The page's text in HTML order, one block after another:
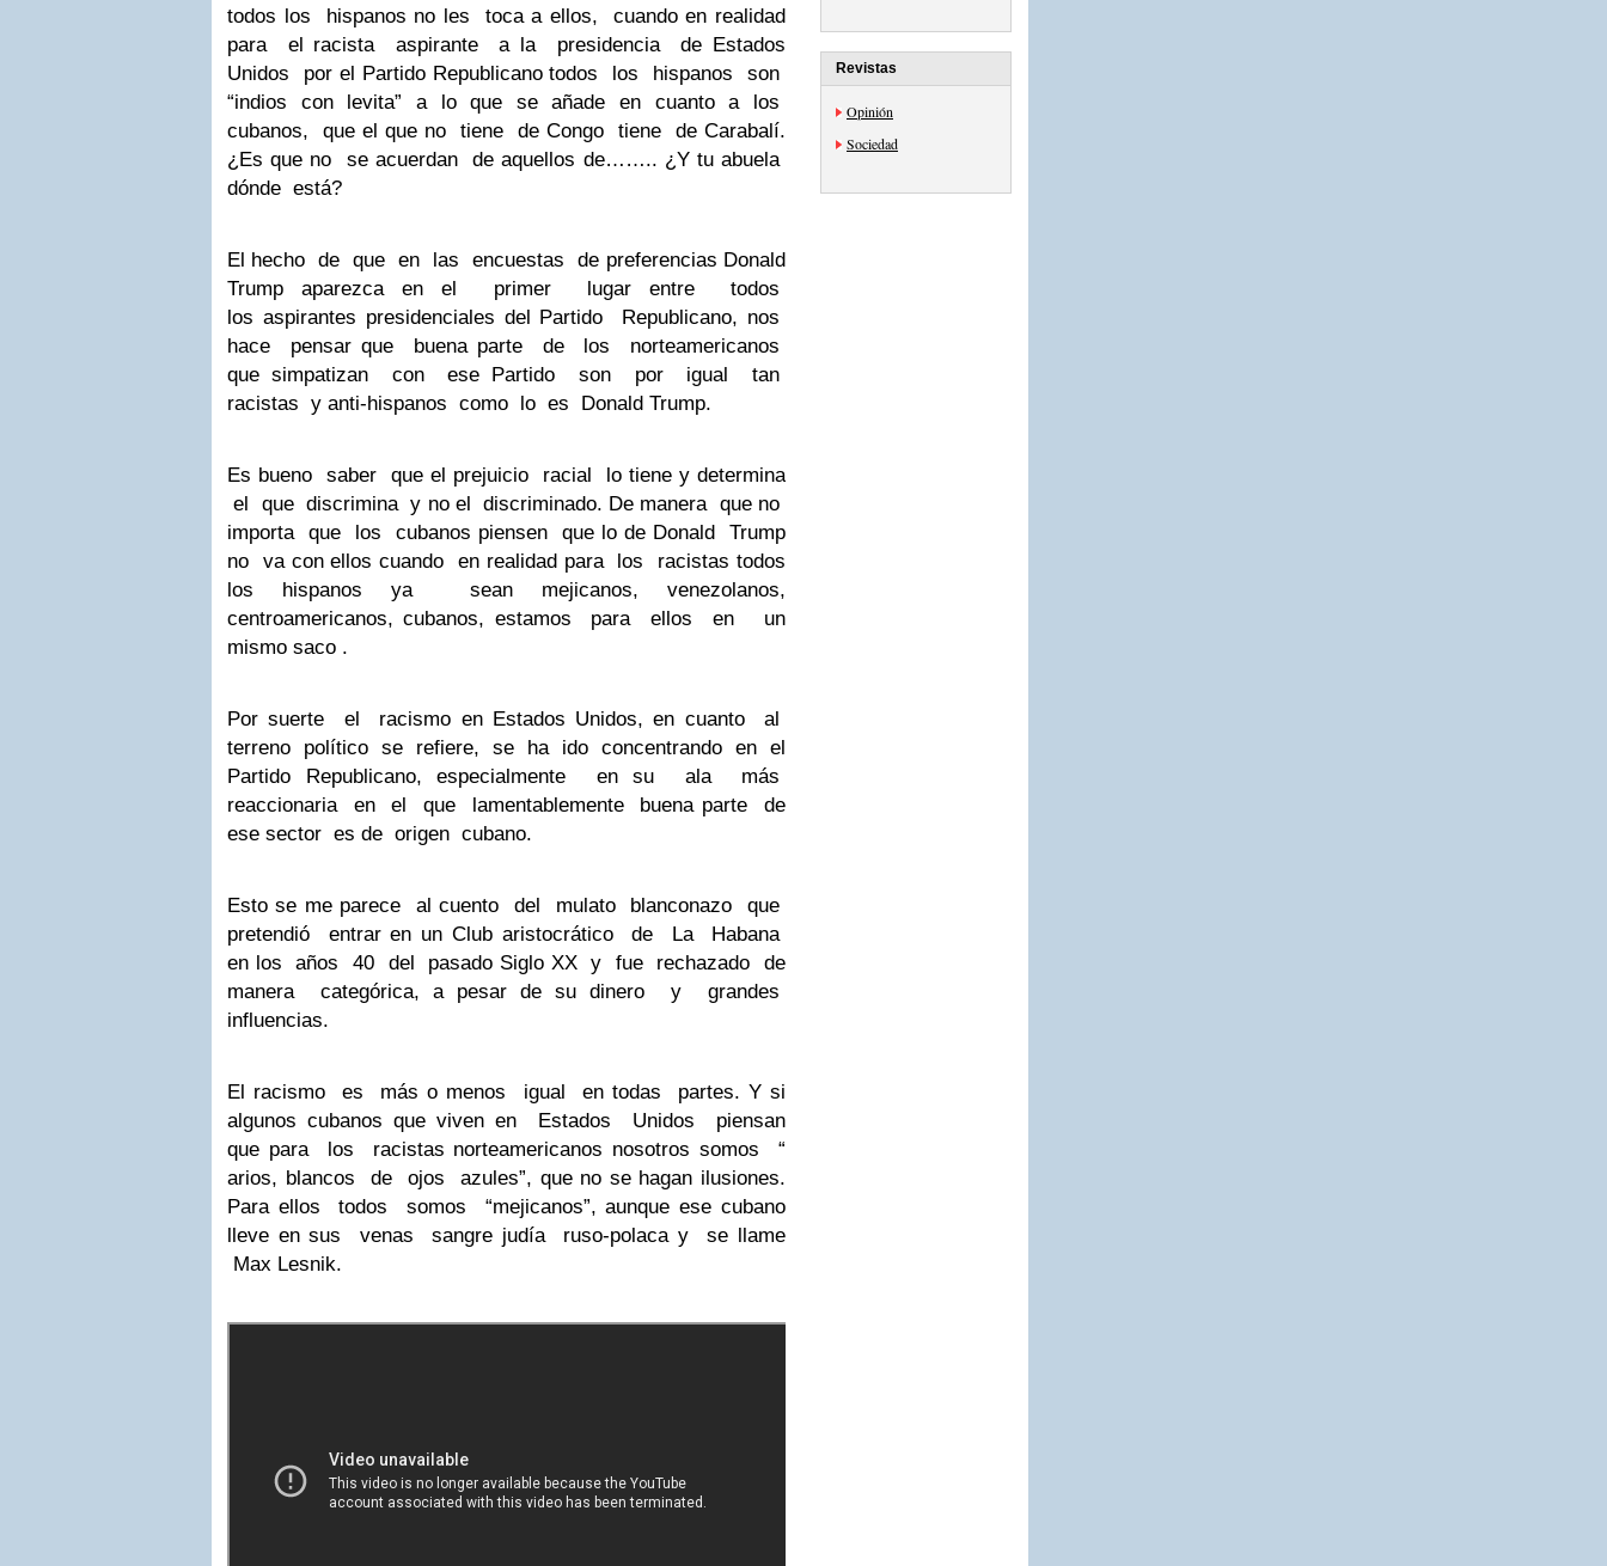
todos los hispanos no les toca a ellos, cuando en realidad
para el racista aspirante a la presidencia de Estados
Unidos por el Partido Republicano todos los hispanos son
“indios con levita” a lo que se añade en cuanto a los
cubanos, que el que no tiene de Congo tiene de Carabalí.
¿Es que no se acuerdan de aquellos de…….. ¿Y tu abuela
dónde está?
El hecho de que en las encuestas de preferencias Donald
Trump aparezca en el primer lugar entre todos
los aspirantes presidenciales del Partido Republicano, nos
hace pensar que buena parte de los norteamericanos
que simpatizan con ese Partido son por igual tan
racistas y anti-hispanos como lo es Donald Trump.
Es bueno saber que el prejuicio racial lo tiene y determina
el que discrimina y no el discriminado. De manera que no
importa que los cubanos piensen que lo de Donald Trump
no va con ellos cuando en realidad para los racistas todos
los hispanos ya sean mejicanos, venezolanos,
centroamericanos, cubanos, estamos para ellos en un
mismo saco .
Por suerte el racismo en Estados Unidos, en cuanto al
terreno político se refiere, se ha ido concentrando en el
Partido Republicano, especialmente en su ala más
reaccionaria en el que lamentablemente buena parte de
ese sector es de origen cubano.
Esto se me parece al cuento del mulato blanconazo que
pretendió entrar en un Club aristocrático de La Habana
en los años 40 del pasado Siglo XX y fue rechazado de
manera categórica, a pesar de su dinero y grandes
influencias.
El racismo es más o menos igual en todas partes. Y si
algunos cubanos que viven en Estados Unidos piensan
que para los racistas norteamericanos nosotros somos “
arios, blancos de ojos azules”, que no se hagan ilusiones.
Para ellos todos somos “mejicanos”, aunque ese cubano
lleve en sus venas sangre judía ruso-polaca y se llame
Max Lesnik.
Revistas
Opinión
Sociedad